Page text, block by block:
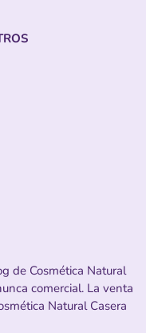
de Cosmética Natural
comercial. La venta
Natural Casera